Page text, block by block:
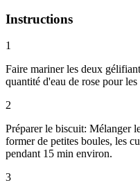
Instructions
1
Faire mariner les deux
quantité d'eau de rose pour
2
Préparer le biscuit: Mélanger
former de petites boules, les
pendant 15 min environ.
3